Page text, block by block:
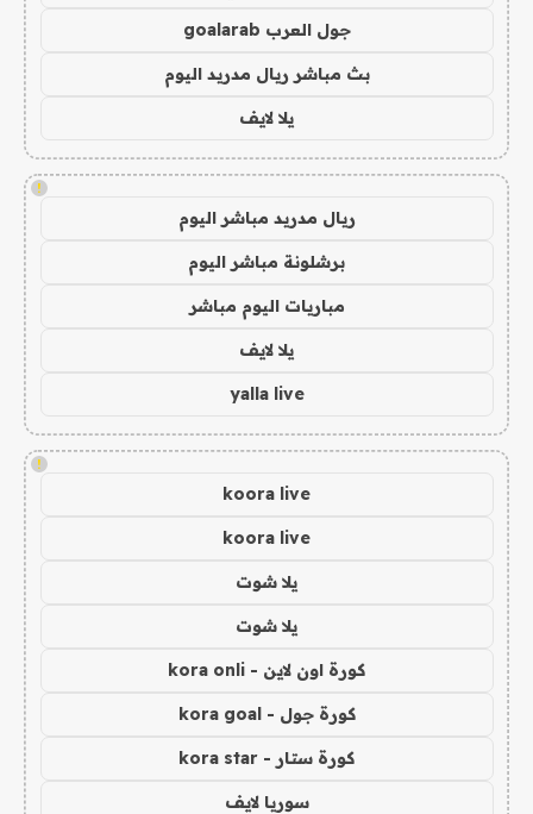
جول العرب goalarab
بث مباشر ريال مدريد اليوم
يلا لايف
!
ريال مدريد مباشر اليوم
برشلونة مباشر اليوم
مباريات اليوم مباشر
يلا لايف
yalla live
!
koora live
koora live
يلا شوت
يلا شوت
كورة اون لاين - kora onli
كورة جول - kora goal
كورة ستار - kora star
سوريا لايف